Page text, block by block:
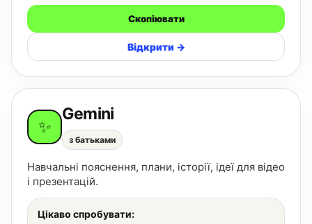
Скопіювати
Відкрити →
✨
Gemini
з батьками
Навчальні пояснення, плани, історії, ідеї для відео
і презентацій.
Цікаво спробувати: